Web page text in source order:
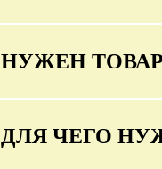
НУЖЕН
ДЛЯ ЧЕГО